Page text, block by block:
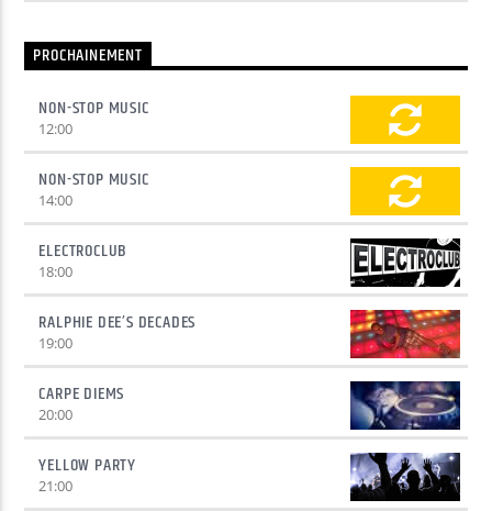
PROCHAINEMENT
NON-STOP MUSIC
12:00
NON-STOP MUSIC
14:00
ELECTROCLUB
18:00
RALPHIE DEE’S DECADES
19:00
CARPE DIEMS
20:00
YELLOW PARTY
21:00